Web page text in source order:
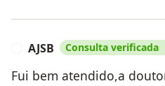
AJSB Consulta verificada
Fui bem atendido,a